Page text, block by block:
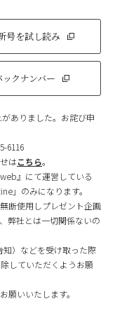
号を試し読み
ックナンバー
ありました。お詫び申
6116
はこちら。
』にて運営している
」のみになります。
断使用しプレゼント企画
弊社とは一切関係ないの
知）などを受け取った際
していただくようお願
願いいたします。